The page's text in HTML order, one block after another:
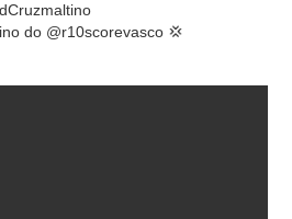
do @r10scorevasco 💢